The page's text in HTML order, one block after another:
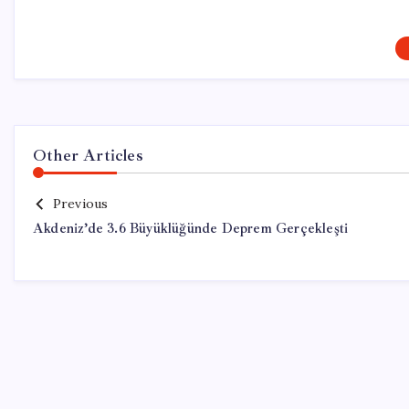
Other Articles
Previous
Akdeniz’de 3.6 Büyüklüğünde Deprem Gerçekleşti